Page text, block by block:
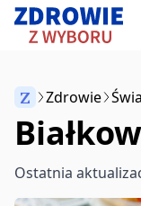
Przeskocz do treści
Zacznij
Z Zdrowie
Ostatnia